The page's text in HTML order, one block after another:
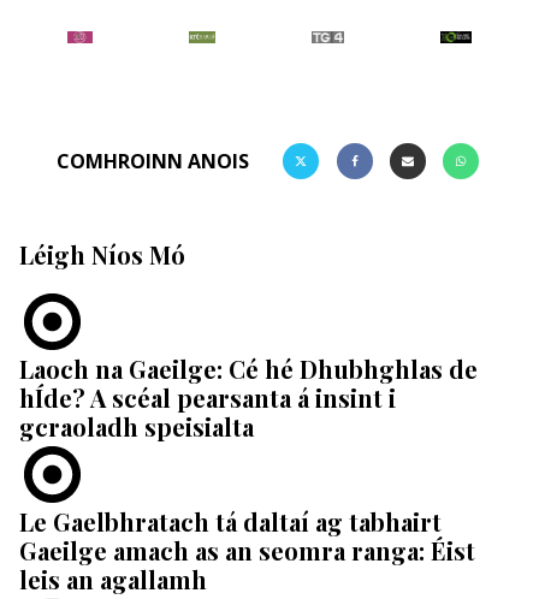
COMHROINN ANOIS
Léigh Níos Mó
Laoch na Gaeilge: Cé hé Dhubhghlas de
hÍde? A scéal pearsanta á insint i
gcraoladh speisialta
Le Gaelbhratach tá daltaí ag tabhairt
Gaeilge amach as an seomra ranga: Éist
leis an agallamh